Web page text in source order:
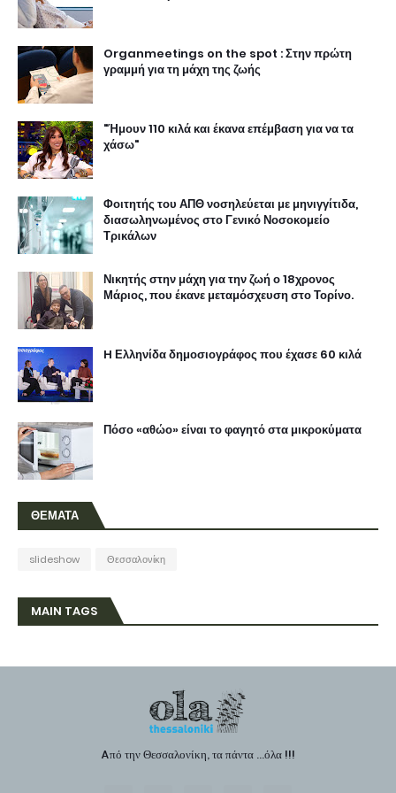
Organmeetings on the spot : Στην πρώτη
γραμμή για τη μάχη της ζωής
"Ήμουν 110 κιλά και έκανα επέμβαση για να τα
χάσω"
Φοιτητής του ΑΠΘ νοσηλεύεται με μηνιγγίτιδα,
διασωληνωμένος στο Γενικό Νοσοκομείο
Τρικάλων
Νικητής στην μάχη για την ζωή ο 18χρονος
Μάριος, που έκανε μεταμόσχευση στο Τορίνο.
H Ελληνίδα δημοσιογράφος που έχασε 60 κιλά
Πόσο «αθώο» είναι το φαγητό στα μικροκύματα
ΘΕΜΑΤΑ
slideshow Θεσσαλονίκη
MAIN TAGS
Aπό την Θεσσαλονίκη, τα πάντα ...όλα !!!